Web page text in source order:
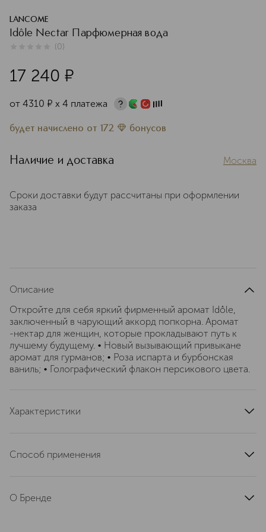
LANCOME
Idôle Nectar Парфюмерная вода
(0)
17 240 ¤
от 4310 ¤ х 4 платежа
будет начислено от 172 бонусов
Наличие и доставка Москва
Сроки доставки будут рассчитаны при оформлении
заказа
Описание
Откройте для себя яркий фирменный аромат Idôle,
заключенный в чарующий аккорд попкорна. Аромат
-нектар для женщин, которые прокладывают путь к
лучшему будущему. • Новый вызывающий привыкане
аромат для гурманов; • Роза испарта и бурбонская
ваниль; • Голографический флакон персикового цвета.
Характеристики
тип продукта
базовые ноты
ваниль
Способ применения
О Бренде